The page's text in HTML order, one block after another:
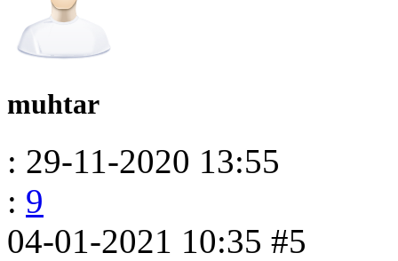
muhtar
: 29-11-2020 13:55
: 9
04-01-2021 10:35 #5